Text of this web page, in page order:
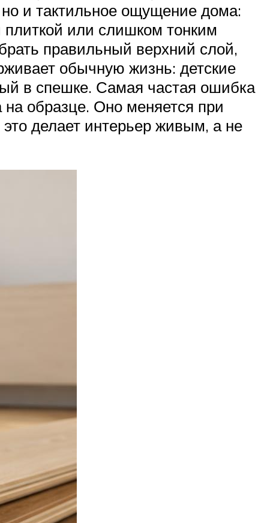
но и тактильное ощущение дома:
плиткой или слишком тонким
правильный верхний слой,
обычную жизнь: детские
в спешке. Самая частая ошибка
на образце. Оно меняется при
делает интерьер живым, а не